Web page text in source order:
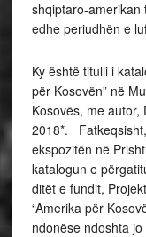
shqiptaro-amerikan
edhe periudhën e
Ky është titulli i
për Kosovën” në
Kosovës, me
2018*.
ekspozitën në
katalogun e
ditët e fundit,
“Amerika për
ndonëse ndoshta